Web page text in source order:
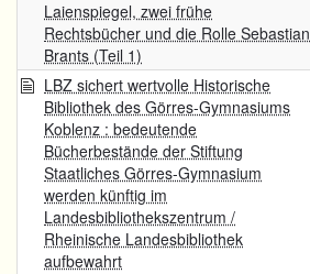
Laienspiegel, zwei frühe
Rechtsbücher und die Rolle Sebastian
Brants (Teil 1)
LBZ sichert wertvolle Historische
Bibliothek des Görres-Gymnasiums
Koblenz : bedeutende
Bücherbestände der Stiftung
Staatliches Görres-Gymnasium
werden künftig im
Landesbibliothekszentrum /
Rheinische Landesbibliothek
aufbewahrt